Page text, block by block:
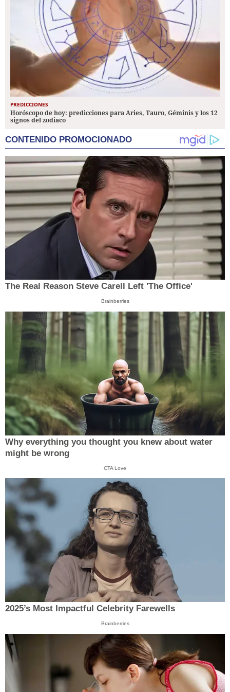
PREDICCIONES
Horóscopo de hoy: predicciones para Aries, Tauro, Géminis y los 12
signos del zodiaco
CONTENIDO PROMOCIONADO
The Real Reason Steve Carell Left 'The Office'
Brainberries
Why everything you thought you knew about water
might be wrong
CTA Love
2025’s Most Impactful Celebrity Farewells
Brainberries